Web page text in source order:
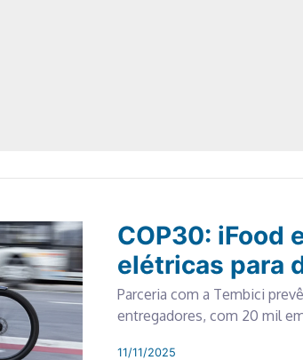
COP30: iFood
elétricas para
Parceria com a Tembici
entregadores, com 20 mil
11/11/2025